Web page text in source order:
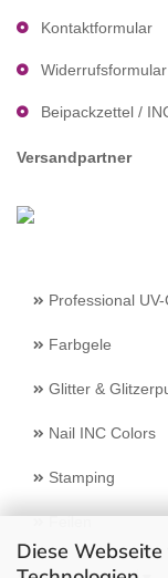
Diese
Kontaktformular
Widerrufsformular
Beipackzettel /
Versandpartner
Professional UV-
Farbgele
Glitter &
Nail INC Colors
Stamping
Feilen